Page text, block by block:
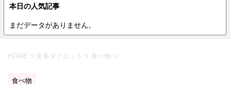
本日の人気記事
まだデータがありません。
HOME > 食事ダイエット > 食べ物 >
食べ物